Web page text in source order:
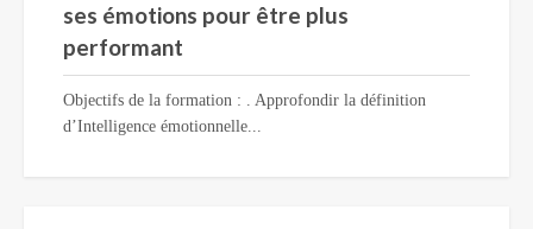
ses émotions pour être plus
performant
Objectifs de la formation : . Approfondir la définition
d’Intelligence émotionnelle...